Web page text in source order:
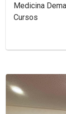
Medicina Demais Cursos Gabaritos Medicina Demais
Cursos